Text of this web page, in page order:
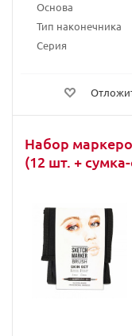
Основа
Тип наконечника
Серия
Набор
(12 шт. +